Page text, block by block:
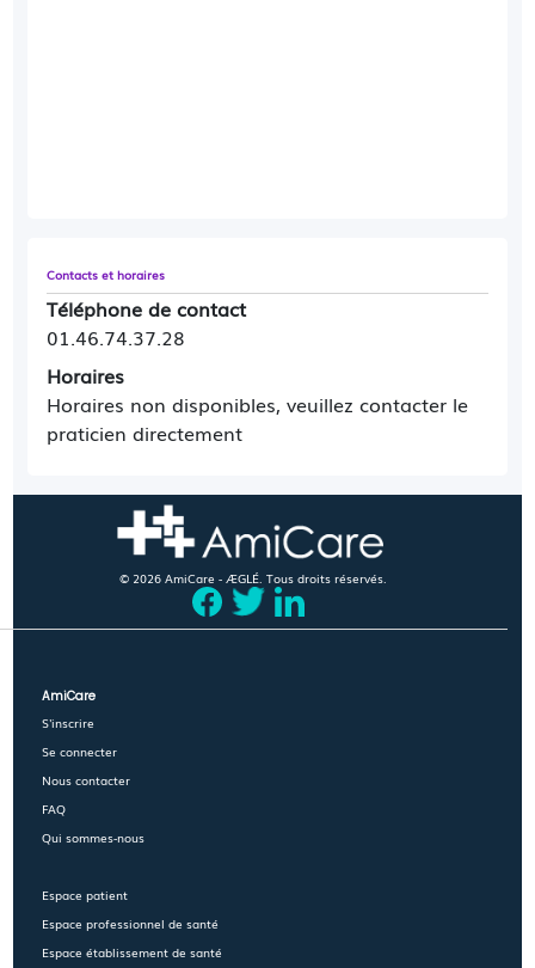
Contacts et horaires
Téléphone de contact
01.46.74.37.28
Horaires
Horaires non disponibles, veuillez contacter le
praticien directement
© 2026 AmiCare - ÆGLÉ. Tous droits réservés.
AmiCare
S'inscrire
Se connecter
Nous contacter
FAQ
Qui sommes-nous
Espace patient
Espace professionnel de santé
Espace établissement de santé